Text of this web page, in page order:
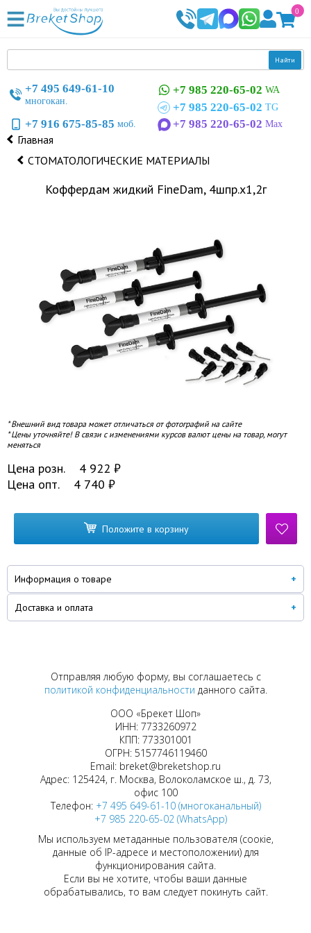
0
Найти
+7 495 649-61-10
многокан.
+7 916 675-85-85 моб.
+7 985 220-65-02 WA
+7 985 220-65-02 TG
+7 985 220-65-02 Max
Главная
СТОМАТОЛОГИЧЕСКИЕ МАТЕРИАЛЫ
Коффердам жидкий FineDam, 4шпр.х1,2г
* Внешний вид товара может отличаться от фотографий на сайте
* Цены уточняйте! В связи с изменениями курсов валют цены на товар, могут
меняться
Цена розн. 4 922 ₽
Цена опт.
4 740 ₽
Положите в корзину
Информация о товаре
Доставка и оплата
Отправляя любую форму, вы соглашаетесь с
политикой конфиденциальности данного сайта.
ООО «Брекет Шоп»
ИНН: 7733260972
КПП: 773301001
ОГРН: 5157746119460
Email: breket@breketshop.ru
Адрес: 125424, г. Москва, Волоколамское ш., д. 73,
офис 100
Телефон: +7 495 649-61-10 (многоканальный)
+7 985 220-65-02 (WhatsApp)
Мы используем метаданные пользователя (соокіе,
данные об IP-адресе и местоположении) для
функционирования сайта.
Если вы не хотите, чтобы ваши данные
обрабатывались, то вам следует покинуть сайт.